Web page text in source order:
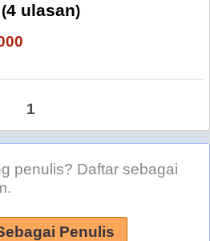
(4 ulasan)
1
penulis? Daftar sebagai
Penulis